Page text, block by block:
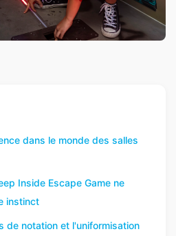
dans le monde des salles
Inside Escape Game ne
instinct
de notation et l'uniformisation